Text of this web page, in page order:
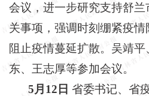
会议，进一步研究支持舒
关事项，强调时刻绷紧疫
阻止疫情蔓延扩散。吴靖
东、王志厚等参加会议。
5月12日 省委书记、省